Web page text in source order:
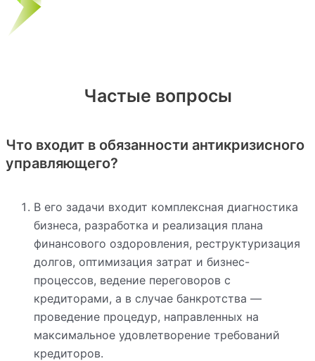
Частые вопросы
Что входит в обязанности антикризисного
управляющего?
В его задачи входит комплексная диагностика
бизнеса, разработка и реализация плана
финансового оздоровления, реструктуризация
долгов, оптимизация затрат и бизнес-
процессов, ведение переговоров с
кредиторами, а в случае банкротства —
проведение процедур, направленных на
максимальное удовлетворение требований
кредиторов.